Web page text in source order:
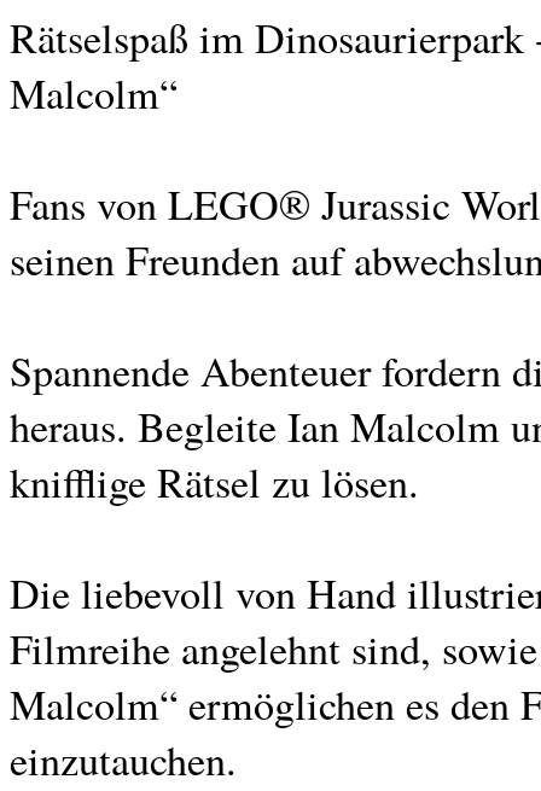
Rätselspaß im
Malcolm“
Fans von LEGO® Jurassic
seinen Freunden auf
Spannende Abenteuer fordern
heraus. Begleite Ian Malcolm
knifflige Rätsel zu lösen.
Die liebevoll von Hand
Filmreihe angelehnt sind,
Malcolm“ ermöglichen es den
einzutauchen.